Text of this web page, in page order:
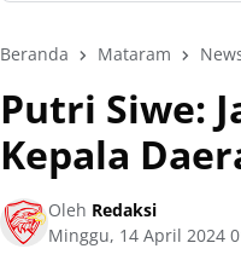
Beranda Mataram
Putri Siwe:
Kepala
Oleh Redaksi
Minggu, 14 April 2024